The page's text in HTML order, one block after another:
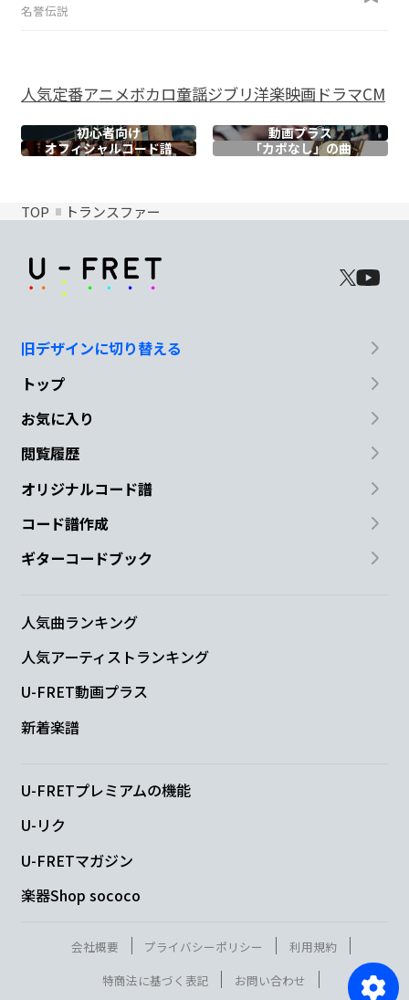
名誉伝説
人気定番アニメボカロ童謡ジブリ洋楽映画ドラマCM
初心者向け
動画プラス
オフィシャルコード譜 「カポなし」の曲
TOP トランスファー
旧デザインに切り替える
トップ
お気に入り
閲覧履歴
オリジナルコード譜
コード譜作成
ギターコードブック
人気曲ランキング
人気アーティストランキング
U-FRET動画プラス
新着楽譜
U-FRETプレミアムの機能
U-リク
U-FRETマガジン
楽器Shop sococo
会社概要 プライバシーポリシー
利用規約
特商法に基づく表記
お問い合わせ